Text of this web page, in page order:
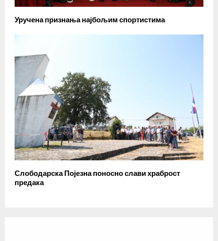
Уручена признања најбољим спортистима
Слободарска Појезна поносно слави храброст
предака